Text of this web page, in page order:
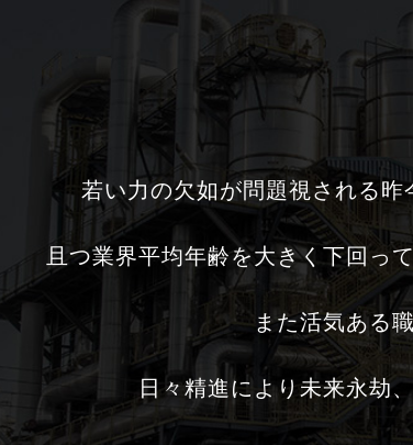
若い力の欠如が問題視される昨
且つ業界平均年齢を大きく下回っ
また活気ある
日々精進により未来永劫